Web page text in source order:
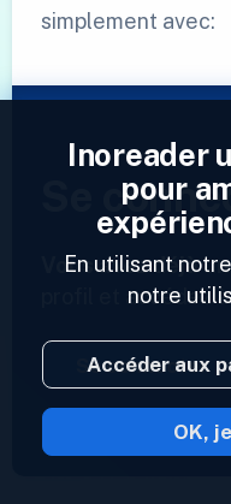
simplement avec:
Se
Vous avez déjà
profil et accédez
Se connecter
Inoreader
pour
En utilisant
notre
Accéder aux
OK,